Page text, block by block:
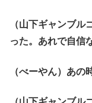
（山下ギャンブ
った。あれで自信
（べーやん）あの